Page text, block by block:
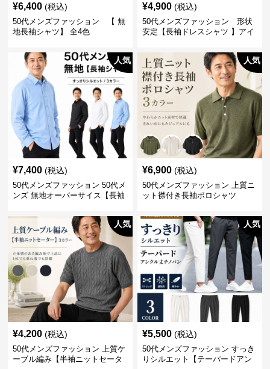
¥6,400 (税込)
50代メンズファッション 【 無
地長袖シャツ】 全4色
¥4,900 (税込)
50代メンズファッション 形状
安定【長袖ドレスシャツ 】アイ
人気
¥7,400 (税込)
50代メンズファッション 50代メ
ンズ 無地オーバーサイス【長袖
人気
¥6,900 (税込)
50代メンズファッション 上質ニ
ット襟付き長袖ポロシャツ
人気
¥4,200 (税込)
50代メンズファッション 上質ケ
ーブル編み【半袖ニットセータ
人気
¥5,500 (税込)
50代メンズファッション すっき
りシルエット【テーパードアン